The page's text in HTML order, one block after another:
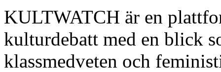
KULTWATCH är en
kulturdebatt med en blick
klassmedveten och